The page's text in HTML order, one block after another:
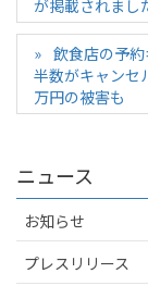
が掲載されまし
飲食店の予
半数がキャンセ
万円の被害も
ニュース
お知らせ
プレスリリース